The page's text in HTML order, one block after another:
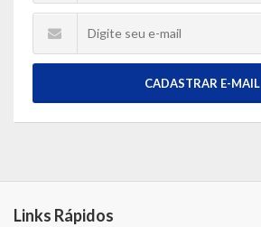
CADASTRAR E-MAIL
Links Rápidos